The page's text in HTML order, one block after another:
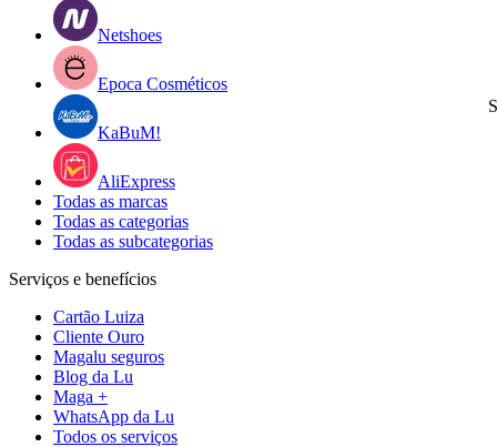
Netshoes
Epoca Cosméticos
KaBuM!
AliExpress
Todas as marcas
Todas as categorias
Todas as subcategorias
Serviços e benefícios
Cartão Luiza
Cliente Ouro
Magalu seguros
Blog da Lu
Maga +
WhatsApp da Lu
Todos os serviços